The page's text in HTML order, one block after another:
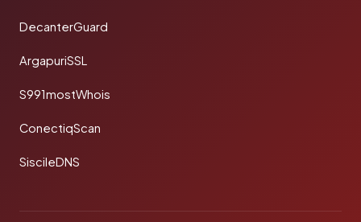
DecanterGuard
ArgapuriSSL
S991mostWhois
ConectiqScan
SiscileDNS